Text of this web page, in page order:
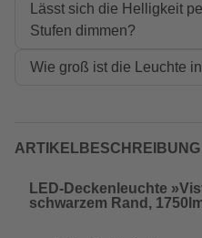
Lässt sich die Helligkeit
Stufen dimmen?
Wie groß ist die Leuchte
ARTIKELBESCHREIBUNG
LED-Deckenleuchte
schwarzem Rand,